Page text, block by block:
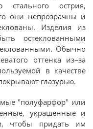
стального острия,
они непрозрачны и
Изделия из
остеклованными
Обычно
оттенка из–за
в качестве
глазурью.
"полуфарфор" или
украшенные и
чтобы придать им